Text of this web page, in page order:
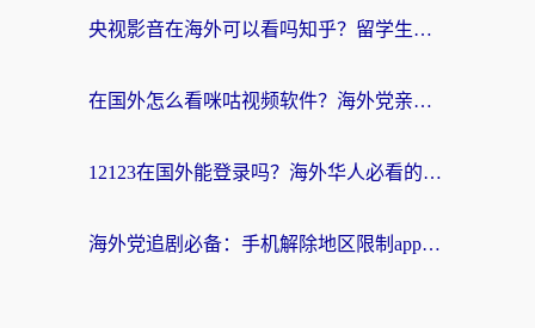
央视影音在海外可以看吗知乎？留学生亲测：3步解决地域限制+追剧自由
在国外怎么看咪咕视频软件？海外党亲测有效的回国加速方案
12123在国外能登录吗？海外华人必看的回国加速实用指南
海外党追剧必备：手机解除地区限制app怎么选？解决央视视频&国内剧地区限制全指南